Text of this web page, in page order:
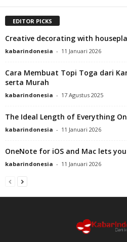
EDITOR PICKS
Creative decorating with
kabarindonesia - 11 Januari 2026
Cara Membuat Topi Toga dari
serta Murah
kabarindonesia - 17 Agustus 2025
The Ideal Length of Everything
kabarindonesia - 11 Januari 2026
OneNote for iOS and Mac lets
kabarindonesia - 11 Januari 2026